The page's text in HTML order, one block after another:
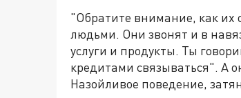
"Обратите внимание, как их
людьми. Они звонят и в
услуги и продукты. Ты
кредитами связываться". А
Назойливое поведение,